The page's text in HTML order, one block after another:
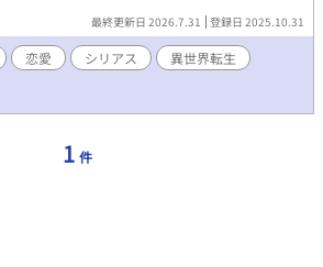
れていたユリウスは、貴族然とした男に買
、第二部の攻略対象者だという。攻略対
リウスは、説明を聞き、何故リナンがユ
ったかを知る。
最終更新日 2026.7.31 登録日 2025.10.31
恋愛 シリアス
異世界転生
1 件